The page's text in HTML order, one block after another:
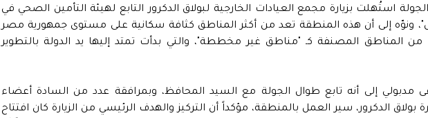
استُهلت بزيارة مجمع العيادات الخارجية لبولاق الدكرور التابع لهيئة التأمين الصحي في
إلى أن هذه المنطقة تعد من أكثر المناطق كثافة سكانية على مستوى جمهورية مصر
من المناطق المصنفة كـ "مناطق غير مخططة"، والتي بدأت تمتد إليها يد الدولة بالتطوير
مدبولي إلى أنه تابع طوال الجولة مع السيد المحافظ، وبمرافقة عدد من السادة أعضاء
الدكرور، سير العمل بالمنطقة، مؤكداً أن التركيز والهدف الرئيسي من الزيارة كان افتتاح